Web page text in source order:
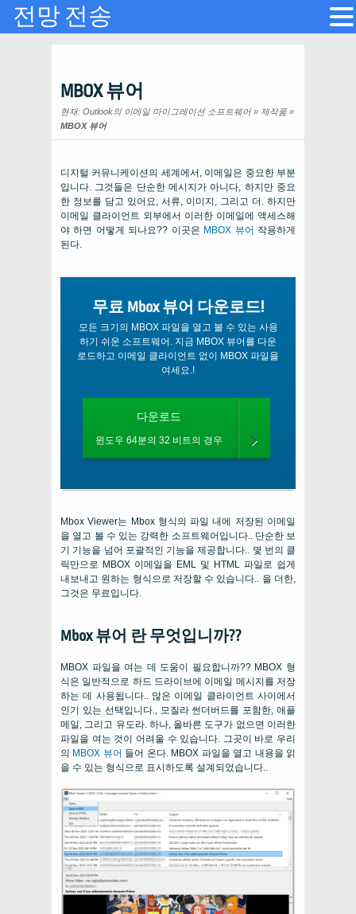
MBOX 뷰어
현재: Outlook의 이메일 마이그레이션 소프트웨어 » 제작품 »
MBOX 뷰어
디지털 커뮤니케이션의 세계에서, 이메일은 중요한 부분
입니다. 그것들은 단순한 메시지가 아니다, 하지만 중요
한 정보를 담고 있어요, 서류, 이미지, 그리고 더. 하지만
이메일 클라이언트 외부에서 이러한 이메일에 액세스해
야 하면 어떻게 되나요?? 이곳은 MBOX 뷰어 작용하게
된다.
무료 Mbox 뷰어 다운로드!
모든 크기의 MBOX 파일을 열고 볼 수 있는 사용
하기 쉬운 소프트웨어. 지금 MBOX 뷰어를 다운
로드하고 이메일 클라이언트 없이 MBOX 파일을
여세요.!
다운로드
윈도우 64분의 32 비트의 경우
Mbox Viewer는 Mbox 형식의 파일 내에 저장된 이메일
을 열고 볼 수 있는 강력한 소프트웨어입니다.. 단순한 보
기 기능을 넘어 포괄적인 기능을 제공합니다.. 몇 번의 클
릭만으로 MBOX 이메일을 EML 및 HTML 파일로 쉽게
내보내고 원하는 형식으로 저장할 수 있습니다.. 을 더한,
그것은 무료입니다.
Mbox 뷰어 란 무엇입니까??
MBOX 파일을 여는 데 도움이 필요합니까?? MBOX 형
식은 일반적으로 하드 드라이브에 이메일 메시지를 저장
하는 데 사용됩니다.. 많은 이메일 클라이언트 사이에서
인기 있는 선택입니다., 모질라 썬더버드를 포함한, 애플
메일, 그리고 유도라. 하나, 올바른 도구가 없으면 이러한
파일을 여는 것이 어려울 수 있습니다. 그곳이 바로 우리
의 MBOX 뷰어 들어 온다. MBOX 파일을 열고 내용을 읽
을 수 있는 형식으로 표시하도록 설계되었습니다..
전망 전송